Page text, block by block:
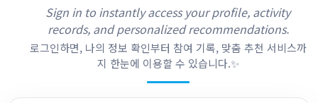
Sign in to instantly access your profile, activity
records, and personalized recommendations.
로그인하면, 나의 정보 확인부터 참여 기록, 맞춤 추천 서비스까
지 한눈에 이용할 수 있습니다.✨